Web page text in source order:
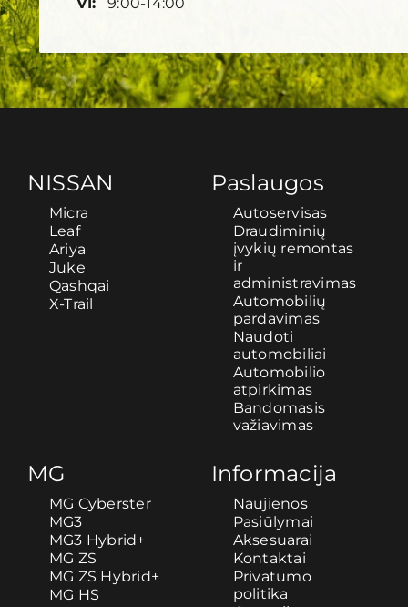
NISSAN
Micra
Leaf
Ariya
Juke
Qashqai
X-Trail
MG
MG Cyberster
MG3
MG3 Hybrid+
MG ZS
MG ZS Hybrid+
MG HS
Paslaugos
Autoservisas
Draudiminių
įvykių remontas
ir
administravimas
Automobilių
pardavimas
Naudoti
automobiliai
Automobilio
atpirkimas
Bandomasis
važiavimas
Informacija
Naujienos
Pasiūlymai
Aksesuarai
Kontaktai
Privatumo
politika